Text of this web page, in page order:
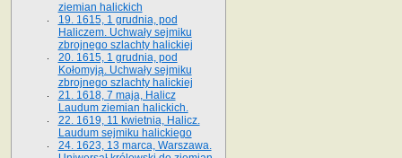
ziemian halickich
19. 1615, 1 grudnia, pod
Haliczem. Uchwały sejmiku
zbrojnego szlachty halickiej
20. 1615, 1 grudnia, pod
Kołomyją. Uchwały sejmiku
zbrojnego szlachty halickiej
21. 1618, 7 maja, Halicz
Laudum ziemian halickich.
22. 1619, 11 kwietnia, Halicz.
Laudum sejmiku halickiego
24. 1623, 13 marca, Warszawa.